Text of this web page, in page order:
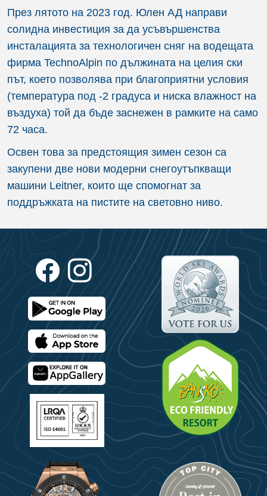
През лятото на 2023 год. Юлен АД направи
солидна инвестиция за да усъвършенства
инсталацията за технологичен сняг на водещата
фирма TechnoАlpin по дължината на целия ски
път, което позволява при благоприятни условия
(температура под -2 градуса и ниска влажност на
въздуха) той да бъде заснежен в рамките на само
72 часа.
Освен това за предстоящия зимен сезон са
закупени две нови модерни снегоутъпкващи
машини Leitner, които ще спомогнат за
поддръжката на пистите на световно ниво.